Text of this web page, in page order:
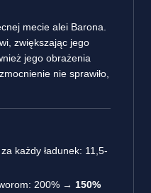
mecie alei Barona.
zwiększając jego
jego obrażenia
nie sprawiło,
każdy ładunek: 11,5-
200% → 150%